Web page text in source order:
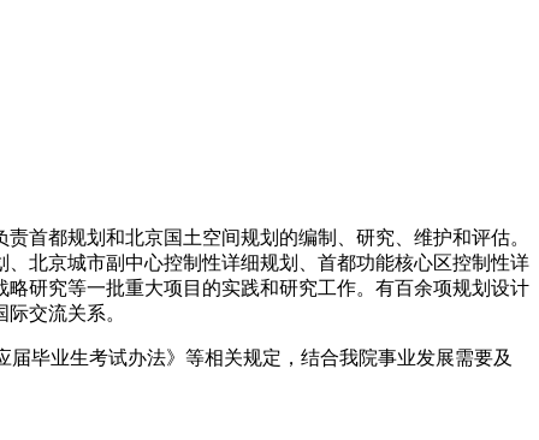
都规划和北京国土空间规划的编制、研究、维护和评估。
北京城市副中心控制性详细规划、首都功能核心区控制性详
研究等一批重大项目的实践和研究工作。有百余项规划设计
交流关系。
毕业生考试办法》等相关规定，结合我院事业发展需要及